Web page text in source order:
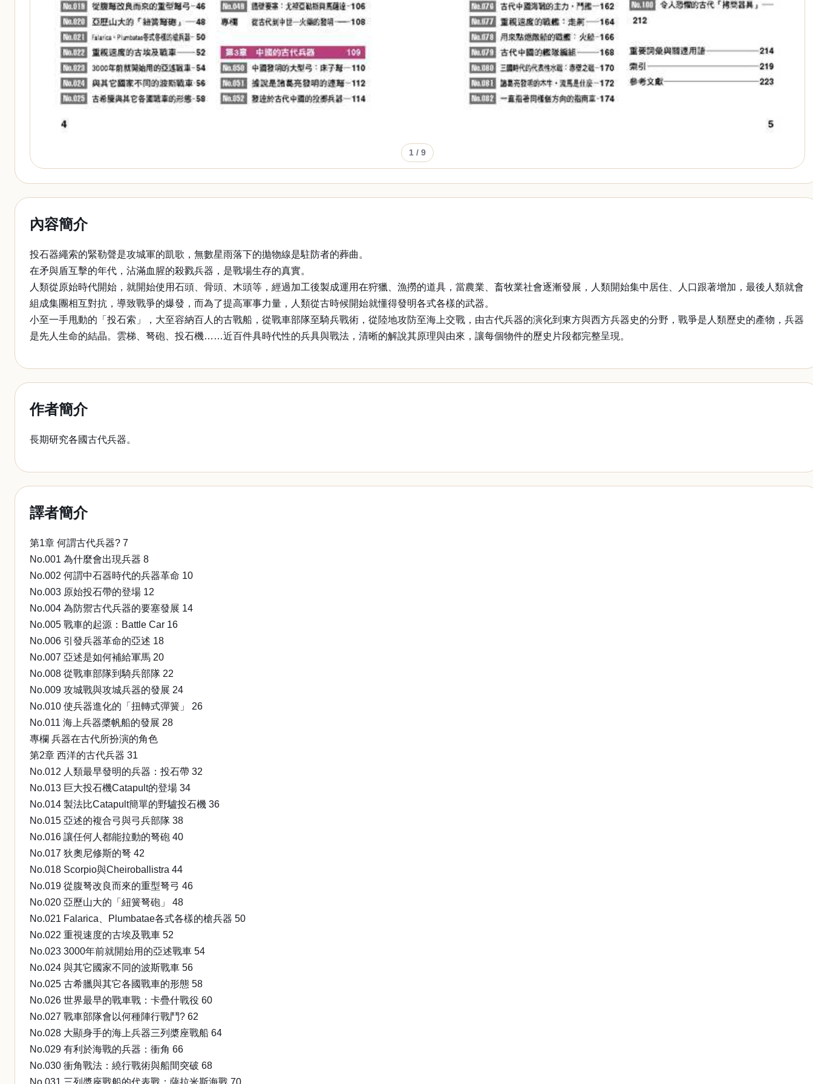
1 / 9
內容簡介
投石器繩索的緊勒聲是攻城軍的凱歌，無數星雨落下的拋物線是駐防者的葬曲。
在矛與盾互擊的年代，沾滿血腥的殺戮兵器，是戰場生存的真實。
人類從原始時代開始，就開始使用石頭、骨頭、木頭等，經過加工後製成運用在狩獵、漁撈的道具，當農業、畜牧業社會逐漸發展，人類開始集中居住、人口跟著增加，最後人類就會
組成集團相互對抗，導致戰爭的爆發，而為了提高軍事力量，人類從古時候開始就懂得發明各式各樣的武器。
小至一手甩動的「投石索」，大至容納百人的古戰船，從戰車部隊至騎兵戰術，從陸地攻防至海上交戰，由古代兵器的演化到東方與西方兵器史的分野，戰爭是人類歷史的產物，兵器
是先人生命的結晶。雲梯、弩砲、投石機……近百件具時代性的兵具與戰法，清晰的解說其原理與由來，讓每個物件的歷史片段都完整呈現。
作者簡介
長期研究各國古代兵器。
譯者簡介
第1章 何謂古代兵器? 7
No.001 為什麼會出現兵器 8
No.002 何謂中石器時代的兵器革命 10
No.003 原始投石帶的登場 12
No.004 為防禦古代兵器的要塞發展 14
No.005 戰車的起源：Battle Car 16
No.006 引發兵器革命的亞述 18
No.007 亞述是如何補給軍馬 20
No.008 從戰車部隊到騎兵部隊 22
No.009 攻城戰與攻城兵器的發展 24
No.010 使兵器進化的「扭轉式彈簧」 26
No.011 海上兵器槳帆船的發展 28
專欄 兵器在古代所扮演的角色
第2章 西洋的古代兵器 31
No.012 人類最早發明的兵器：投石帶 32
No.013 巨大投石機Catapult的登場 34
No.014 製法比Catapult簡單的野驢投石機 36
No.015 亞述的複合弓與弓兵部隊 38
No.016 讓任何人都能拉動的弩砲 40
No.017 狄奧尼修斯的弩 42
No.018 Scorpio與Cheiroballistra 44
No.019 從腹弩改良而來的重型弩弓 46
No.020 亞歷山大的「紐簧弩砲」 48
No.021 Falarica、Plumbatae各式各樣的槍兵器 50
No.022 重視速度的古埃及戰車 52
No.023 3000年前就開始用的亞述戰車 54
No.024 與其它國家不同的波斯戰車 56
No.025 古希臘與其它各國戰車的形態 58
No.026 世界最早的戰車戰：卡疊什戰役 60
No.027 戰車部隊會以何種陣行戰鬥? 62
No.028 大顯身手的海上兵器三列槳座戰船 64
No.029 有利於海戰的兵器：衝角 66
No.030 衝角戰法：繞行戰術與船間突破 68
No.031 三列槳座戰船的代表戰：薩拉米斯海戰 70